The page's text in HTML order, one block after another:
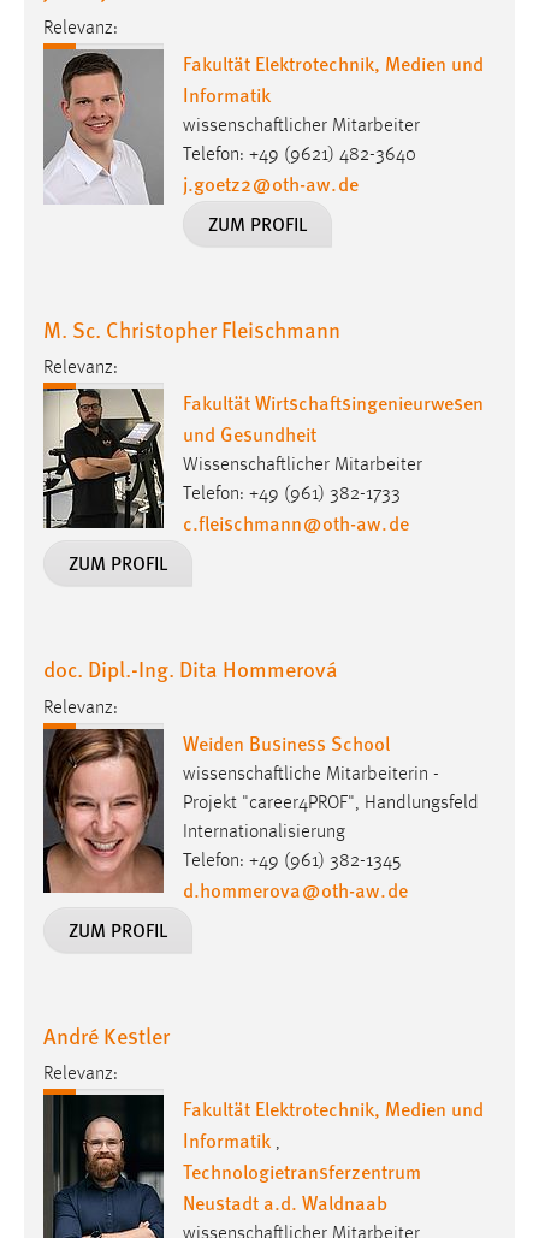
Relevanz:
Fakultät Elektrotechnik, Medien und
Informatik
wissenschaftlicher Mitarbeiter
Telefon: +49 (9621) 482-3640
j.goetz2@oth-aw.de
ZUM PROFIL
M. Sc. Christopher Fleischmann
Relevanz:
Fakultät Wirtschaftsingenieurwesen
und Gesundheit
Wissenschaftlicher Mitarbeiter
Telefon: +49 (961) 382-1733
c.fleischmann@oth-aw.de
ZUM PROFIL
doc. Dipl.-Ing. Dita Hommerová
Relevanz:
Weiden Business School
wissenschaftliche Mitarbeiterin -
Projekt "career4PROF", Handlungsfeld
Internationalisierung
Telefon: +49 (961) 382-1345
d.hommerova@oth-aw.de
ZUM PROFIL
André Kestler
Relevanz:
Fakultät Elektrotechnik, Medien und
Informatik ,
Technologietransferzentrum
Neustadt a.d. Waldnaab